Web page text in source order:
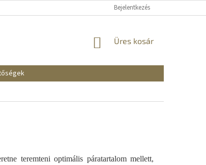
REKLAMÁCIÓK ÉS
Bejelentkezés
KOSÁR
Üres kosár
teremteni optimális páratartalom mellett,